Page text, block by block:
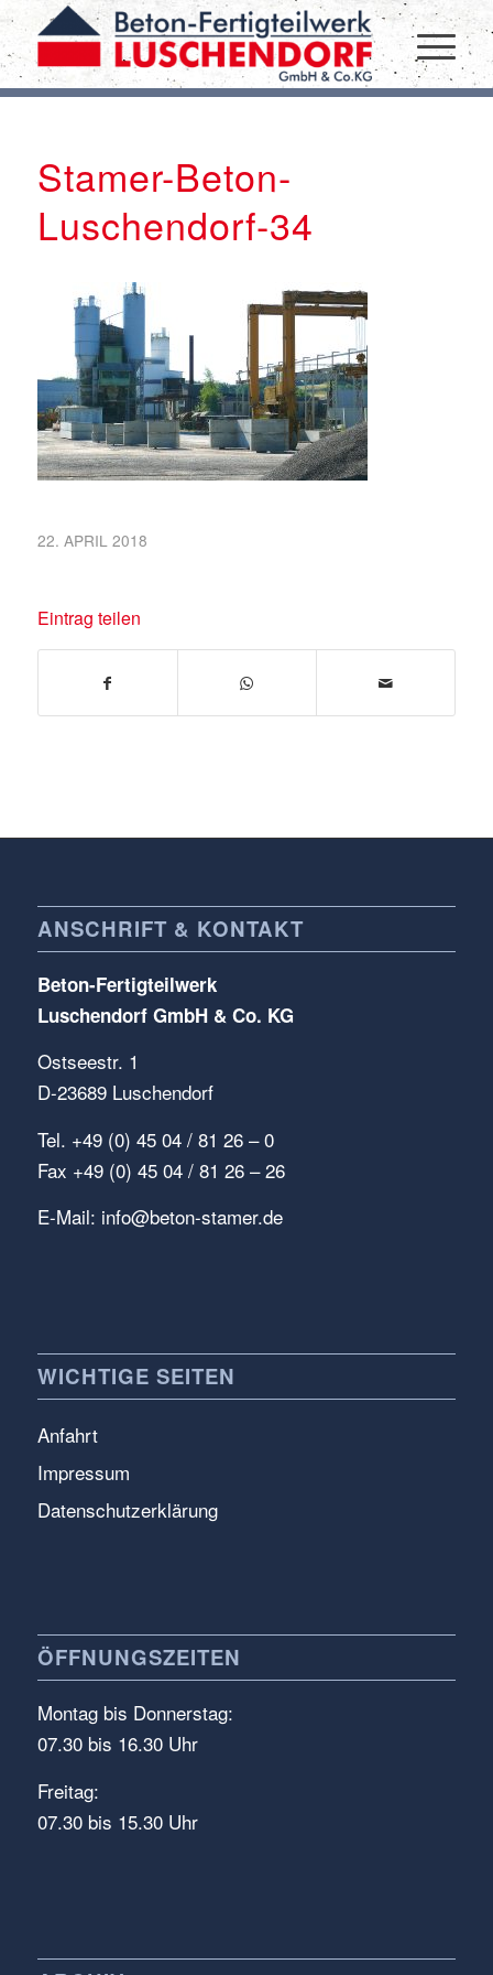
Stamer-Beton-
Luschendorf-34
22. APRIL 2018
Eintrag teilen
ANSCHRIFT & KONTAKT
Beton-Fertigteilwerk
Luschendorf GmbH & Co. KG
Ostseestr. 1
D-23689 Luschendorf
Tel. +49 (0) 45 04 / 81 26 – 0
Fax +49 (0) 45 04 / 81 26 – 26
E-Mail: info@beton-stamer.de
WICHTIGE SEITEN
Anfahrt
Impressum
Datenschutzerklärung
ÖFFNUNGSZEITEN
Montag bis Donnerstag:
07.30 bis 16.30 Uhr
Freitag:
07.30 bis 15.30 Uhr